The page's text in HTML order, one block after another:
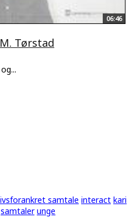
06:46
Tørstad
samtale interact kari
samtaler unge